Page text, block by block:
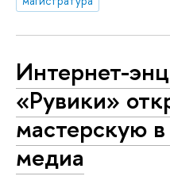
Интернет-
«Рувики»
мастерскую
медиа